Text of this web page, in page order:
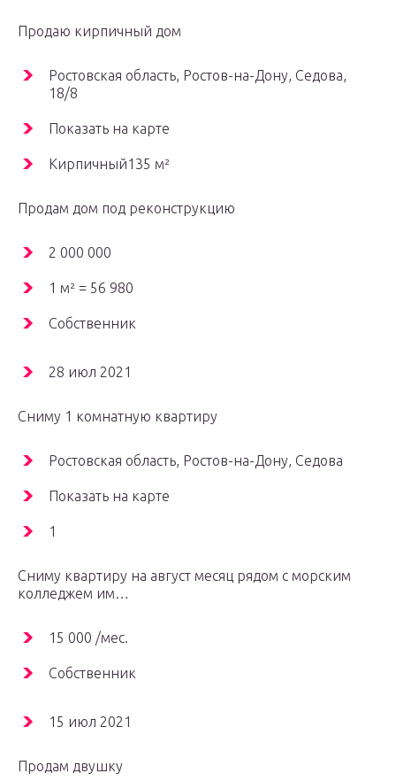
Продаю кирпичный дом
Ростовская область, Ростов-на-Дону, Седова,
18/8
Показать на карте
Кирпичный135 м²
Продам дом под реконструкцию
2 000 000
1 м² = 56 980
Собственник
28 июл 2021
Сниму 1 комнатную квартиру
Ростовская область, Ростов-на-Дону, Седова
Показать на карте
1
Сниму квартиру на август месяц рядом с морским
колледжем им…
15 000 /мес.
Собственник
15 июл 2021
Продам двушку